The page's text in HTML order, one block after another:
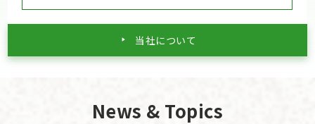
当社について
News & Topics